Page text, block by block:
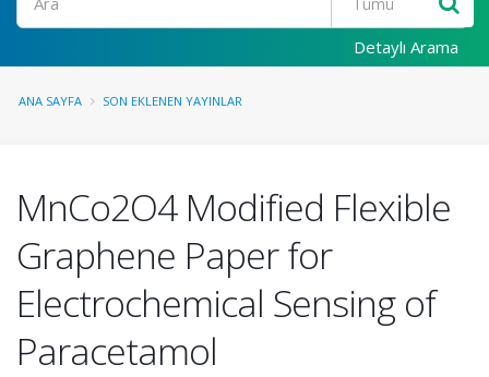
Detaylı Arama
ANA SAYFA SON EKLENEN YAYINLAR
MnCo2O4 Modified Flexible
Graphene Paper for
Electrochemical Sensing of
Paracetamol